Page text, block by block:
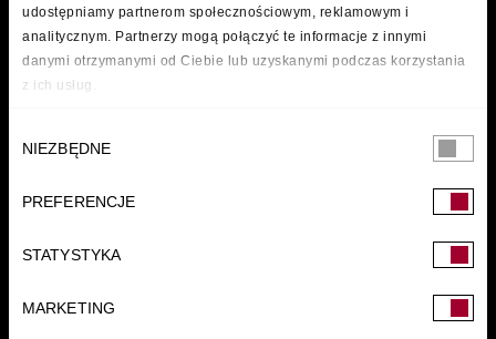
udostępniamy partnerom społecznościowym, reklamowym i
analitycznym. Partnerzy mogą połączyć te informacje z innymi
danymi otrzymanymi od Ciebie lub uzyskanymi podczas korzystania
z ich usług.
zgody
NIEZBĘDNE
PREFERENCJE
STATYSTYKA
MARKETING
FUNDACJA